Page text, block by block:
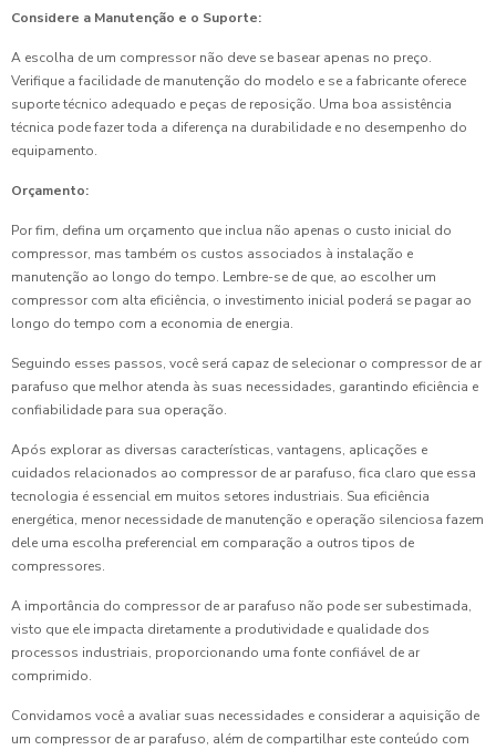
Considere a Manutenção e o Suporte:
A escolha de um compressor não deve se basear apenas no preço.
Verifique a facilidade de manutenção do modelo e se a fabricante oferece
suporte técnico adequado e peças de reposição. Uma boa assistência
técnica pode fazer toda a diferença na durabilidade e no desempenho do
equipamento.
Orçamento:
Por fim, defina um orçamento que inclua não apenas o custo inicial do
compressor, mas também os custos associados à instalação e
manutenção ao longo do tempo. Lembre-se de que, ao escolher um
compressor com alta eficiência, o investimento inicial poderá se pagar ao
longo do tempo com a economia de energia.
Seguindo esses passos, você será capaz de selecionar o compressor de ar
parafuso que melhor atenda às suas necessidades, garantindo eficiência e
confiabilidade para sua operação.
Após explorar as diversas características, vantagens, aplicações e
cuidados relacionados ao compressor de ar parafuso, fica claro que essa
tecnologia é essencial em muitos setores industriais. Sua eficiência
energética, menor necessidade de manutenção e operação silenciosa fazem
dele uma escolha preferencial em comparação a outros tipos de
compressores.
A importância do compressor de ar parafuso não pode ser subestimada,
visto que ele impacta diretamente a produtividade e qualidade dos
processos industriais, proporcionando uma fonte confiável de ar
comprimido.
Convidamos você a avaliar suas necessidades e considerar a aquisição de
um compressor de ar parafuso, além de compartilhar este conteúdo com